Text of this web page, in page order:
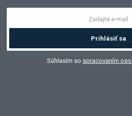
Prihlásiť sa
Súhlasím so spracovaním